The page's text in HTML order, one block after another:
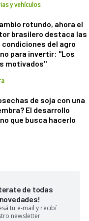
y vehículos
rotundo, ahora el
brasilero destaca las
condiciones del agro
para invertir: "Los
motivados"
de soja con una
El desarrollo
que busca hacerlo
de todas
tu e-mail y recibí
newsletter